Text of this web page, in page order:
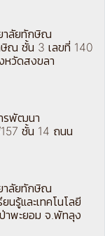
าลัยทักษิณ
ษิณ ชั้น 3 เลขที่ 140
หวัดสงขลา
รพัฒนา
ชั้น 14 ถนน
าลัยทักษิณ
นรู้และเทคโนโลยี
าพะยอม จ.พัทลุง